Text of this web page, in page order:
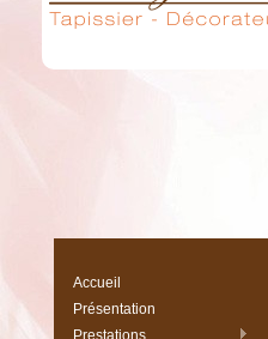
Accueil
Présentation
Prestations